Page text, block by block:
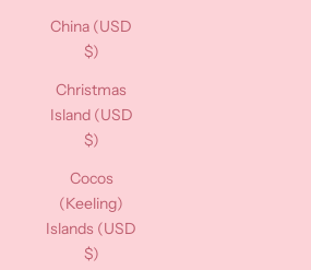
China (USD
$)
Christmas
Island (USD
$)
Cocos
(Keeling)
Islands (USD
$)